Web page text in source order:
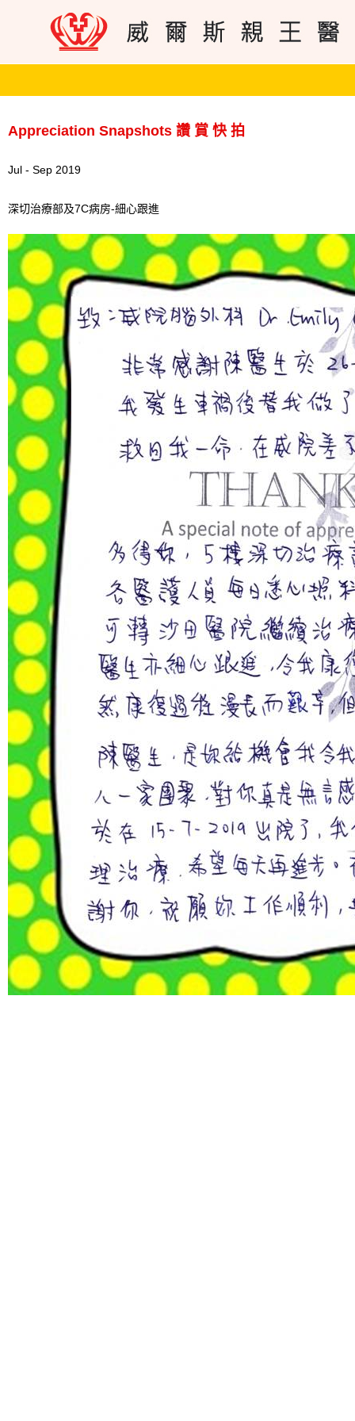
Appreciation Snapshots 讚 賞 快 拍
Jul - Sep 2019
深切治療部及7C病房-細心跟進